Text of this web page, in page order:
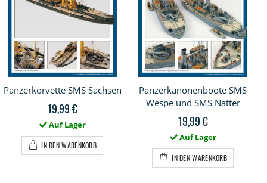
Panzerkorvette SMS Sachsen
19,99 €
Auf Lager
IN DEN WARENKORB
Panzerkanonenboote SMS
Wespe und SMS Natter
19,99 €
Auf Lager
IN DEN WARENKORB